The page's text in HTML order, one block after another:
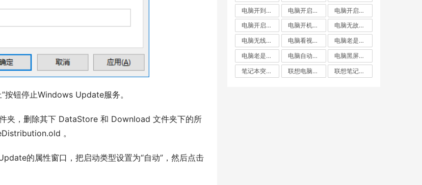
”按钮停止Windows Update服务。
。
电脑开到一半就重启
电脑开启不断重启
电脑开启后自动重启
电脑开启无线重启
电脑开机就重启
电脑无故重启
电脑无线重启
电脑看视频自动重启
电脑老是重启
电脑老是黑屏重启
电脑自动重启
电脑黑屏重启
笔记本突然重启
联想电脑关机后自动重启 联想笔记本自动重启